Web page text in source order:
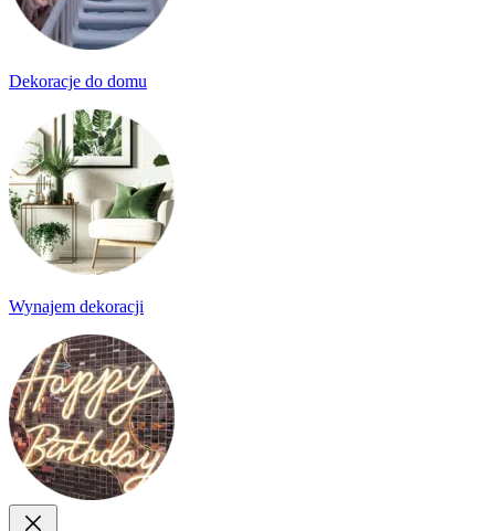
Dekoracje do domu
Wynajem dekoracji